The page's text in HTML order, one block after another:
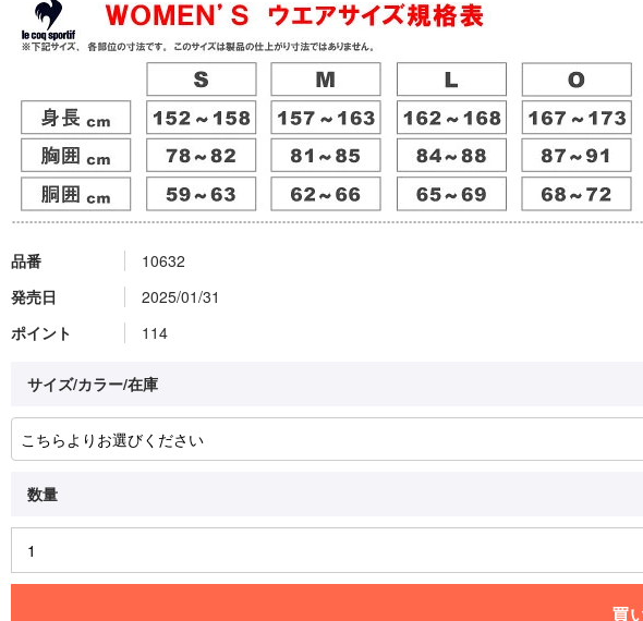
品番
10632
発売日
2025/01/31
ポイント
114
サイズ/カラー/在庫